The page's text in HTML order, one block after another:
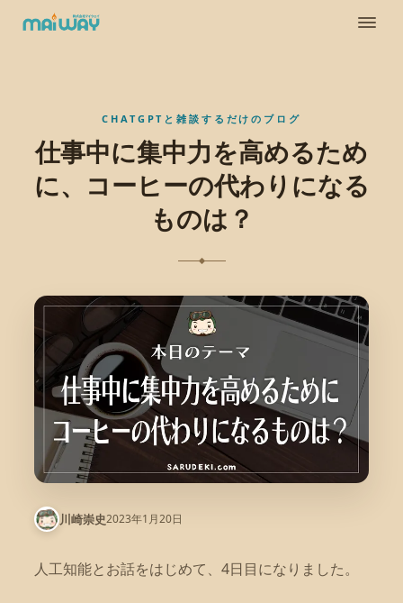
CHATGPTと雑談するだけのブログ
仕事中に集中力を高めるため
に、コーヒーの代わりになる
ものは？
川崎崇史2023年1月20日
人工知能とお話をはじめて、4日目になりました。